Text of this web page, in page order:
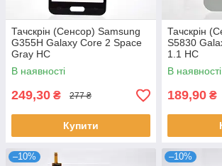
Тачскрін (Сенсор) Samsung
G355H Galaxy Core 2 Space
Gray HC
В наявності
249,30 ₴ 277 ₴
Купити
Тачскрін
S5830
1.1 HC
В наявності
189,90 ₴
–10% –10%